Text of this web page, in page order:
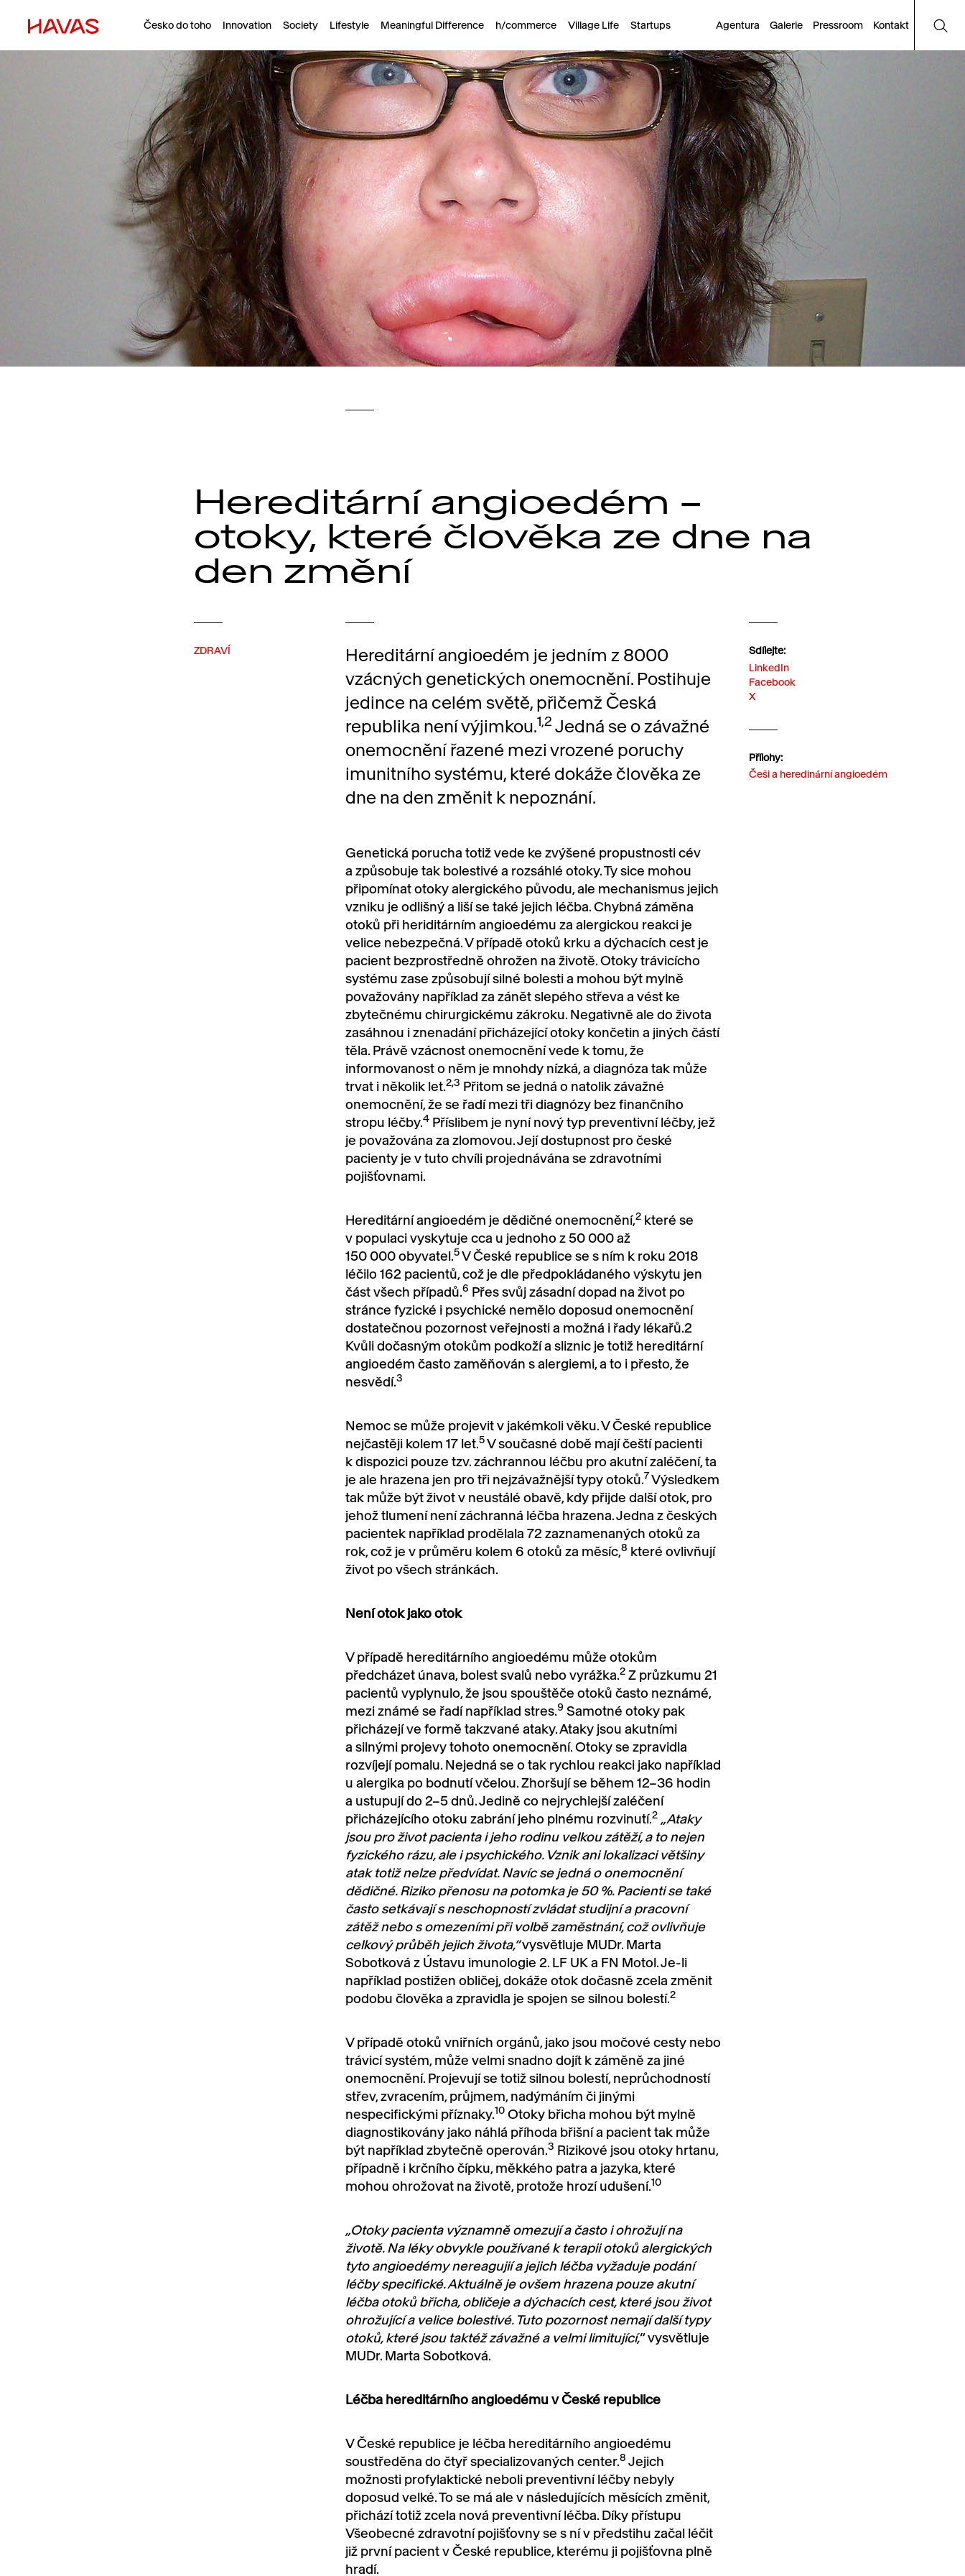
Česko do toho Innovation Society Lifestyle Meaningful Difference h/commerce Village Life Startups Agentura Galerie Pressroom Kontakt
Hereditární angioedém –
otoky, které člověka ze dne na
den změní
ZDRAVÍ
Hereditární angioedém je jedním z 8000
vzácných genetických onemocnění. Postihuje
jedince na celém světě, přičemž Česká
republika není výjimkou.1,2 Jedná se o závažné
onemocnění řazené mezi vrozené poruchy
imunitního systému, které dokáže člověka ze
dne na den změnit k nepoznání.
Sdílejte:
LinkedIn
Facebook
X
Přílohy:
Češi a heredinární angioedém
Genetická porucha totiž vede ke zvýšené propustnosti cév
a způsobuje tak bolestivé a rozsáhlé otoky. Ty sice mohou
připomínat otoky alergického původu, ale mechanismus jejich
vzniku je odlišný a liší se také jejich léčba. Chybná záměna
otoků při heriditárním angioedému za alergickou reakci je
velice nebezpečná. V případě otoků krku a dýchacích cest je
pacient bezprostředně ohrožen na životě. Otoky trávicícho
systému zase způsobují silné bolesti a mohou být mylně
považovány například za zánět slepého střeva a vést ke
zbytečnému chirurgickému zákroku. Negativně ale do života
zasáhnou i znenadání přicházející otoky končetin a jiných částí
těla. Právě vzácnost onemocnění vede k tomu, že
informovanost o něm je mnohdy nízká, a diagnóza tak může
trvat i několik let.2,3 Přitom se jedná o natolik závažné
onemocnění, že se řadí mezi tři diagnózy bez finančního
stropu léčby.4Příslibem je nyní nový typ preventivní léčby, jež
je považována za zlomovou. Její dostupnost pro české
pacienty je v tuto chvíli projednávána se zdravotními
pojišťovnami.
Hereditární angioedém je dědičné onemocnění,2které se
v populaci vyskytuje cca u jednoho z 50 000 až
150 000 obyvatel.5V České republice se s ním k roku 2018
léčilo 162 pacientů, což je dle předpokládaného výskytu jen
část všech případů.6 Přes svůj zásadní dopad na život po
stránce fyzické i psychické nemělo doposud onemocnění
dostatečnou pozornost veřejnosti a možná i řady lékařů.2
Kvůli dočasným otokům podkoží a sliznic je totiž hereditární
angioedém často zaměňován s alergiemi, a to i přesto, že
nesvědí.3
Nemoc se může projevit v jakémkoli věku. V České republice
nejčastěji kolem 17 let.5V současné době mají čeští pacienti
k dispozici pouze tzv. záchrannou léčbu pro akutní zaléčení, ta
je ale hrazena jen pro tři nejzávažnější typy otoků.7 Výsledkem
tak může být život v neustálé obavě, kdy přijde další otok, pro
jehož tlumení není záchranná léčba hrazena. Jedna z českých
pacientek například prodělala 72 zaznamenaných otoků za
rok, což je v průměru kolem 6 otoků za měsíc,8 které ovlivňují
život po všech stránkách.
Není otok jako otok
V případě hereditárního angioedému může otokům
předcházet únava, bolest svalů nebo vyrážka.2Z průzkumu 21
pacientů vyplynulo, že jsou spouštěče otoků často neznámé,
mezi známé se řadí například stres.9Samotné otoky pak
přicházejí ve formě takzvané ataky. Ataky jsou akutními
a silnými projevy tohoto onemocnění. Otoky se zpravidla
rozvíjejí pomalu. Nejedná se o tak rychlou reakci jako například
u alergika po bodnutí včelou. Zhoršují se během 12–36 hodin
a ustupují do 2–5 dnů. Jedině co nejrychlejší zaléčení
přicházejícího otoku zabrání jeho plnému rozvinutí.2 „Ataky
jsou pro život pacienta i jeho rodinu velkou zátěží, a to nejen
fyzického rázu, ale i psychického. Vznik ani lokalizaci většiny
atak totiž nelze předvídat. Navíc se jedná o onemocnění
dědičné. Riziko přenosu na potomka je 50 %. Pacienti se také
často setkávají s neschopností zvládat studijní a pracovní
zátěž nebo s omezeními při volbě zaměstnání, což ovlivňuje
celkový průběh jejich života,“vysvětluje MUDr. Marta
Sobotková z Ústavu imunologie 2. LF UK a FN Motol. Je-li
například postižen obličej, dokáže otok dočasně zcela změnit
podobu člověka a zpravidla je spojen se silnou bolestí.2
V případě otoků vniřních orgánů, jako jsou močové cesty nebo
trávicí systém, může velmi snadno dojít k záměně za jiné
onemocnění. Projevují se totiž silnou bolestí, neprůchodností
střev, zvracením, průjmem, nadýmáním či jinými
nespecifickými příznaky.10Otoky břicha mohou být mylně
diagnostikovány jako náhlá příhoda břišní a pacient tak může
být například zbytečně operován.3 Rizikové jsou otoky hrtanu,
případně i krčního čípku, měkkého patra a jazyka, které
mohou ohrožovat na životě, protože hrozí udušení.10
„Otoky pacienta významně omezují a často i ohrožují na
životě. Na léky obvykle používané k terapii otoků alergických
tyto angioedémy nereagujií a jejich léčba vyžaduje podání
léčby specifické. Aktuálně je ovšem hrazena pouze akutní
léčba otoků břicha, obličeje a dýchacích cest, které jsou život
ohrožující a velice bolestivé. Tuto pozornost nemají další typy
otoků, které jsou taktéž závažné a velmi limitující,“ vysvětluje
MUDr. Marta Sobotková.
Léčba hereditárního angioedému v České republice
V České republice je léčba hereditárního angioedému
soustředěna do čtyř specializovaných center.8 Jejich
možnosti profylaktické neboli preventivní léčby nebyly
doposud velké. To se má ale v následujících měsících změnit,
přichází totiž zcela nová preventivní léčba. Díky přístupu
Všeobecné zdravotní pojišťovny se s ní v předstihu začal léčit
již první pacient v České republice, kterému ji pojišťovna plně
hradí.